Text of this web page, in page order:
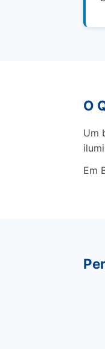
O
Um
Em